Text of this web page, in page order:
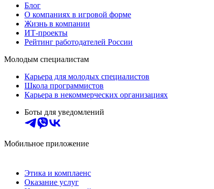
Блог
О компаниях в игровой форме
Жизнь в компании
ИТ-проекты
Рейтинг работодателей России
Молодым специалистам
Карьера для молодых специалистов
Школа программистов
Карьера в некоммерческих организациях
Боты для уведомлений
Мобильное приложение
Этика и комплаенс
Оказание услуг